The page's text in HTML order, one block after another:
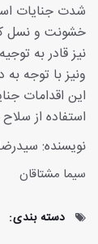
شدت جنایات
خشونت و نسل
نیز قادر به
ونیز با توجه
این اقدامات
استفاده از
نویسنده:
سیما مشتاقان
دسته بندی: